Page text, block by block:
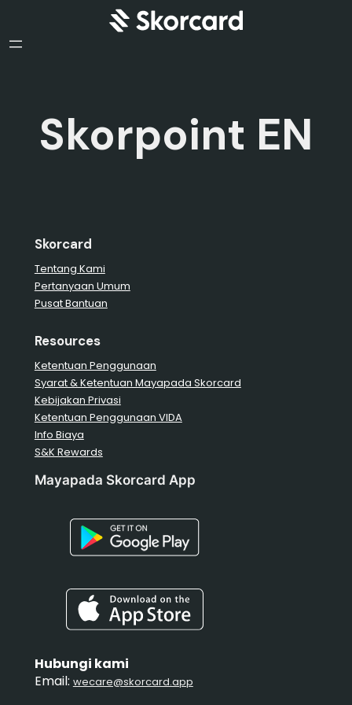
Skorpoint EN
Skorcard
Tentang Kami
Pertanyaan Umum
Pusat Bantuan
Resources
Ketentuan Penggunaan
Syarat & Ketentuan Mayapada Skorcard
Kebijakan Privasi
Ketentuan Penggunaan VIDA
Info Biaya
S&K Rewards
Mayapada Skorcard App
Hubungi kami
Email: wecare@skorcard.app